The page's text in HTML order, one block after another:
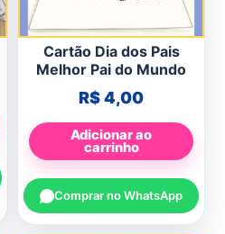
Cartão Dia dos Pais
Melhor Pai do Mundo
R$4,00
Adicionar ao
carrinho
Comprar no WhatsApp